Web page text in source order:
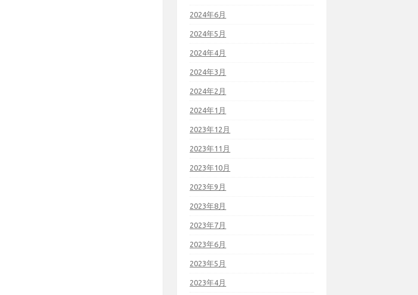
2024年6月
2024年5月
2024年4月
2024年3月
2024年2月
2024年1月
2023年12月
2023年11月
2023年10月
2023年9月
2023年8月
2023年7月
2023年6月
2023年5月
2023年4月